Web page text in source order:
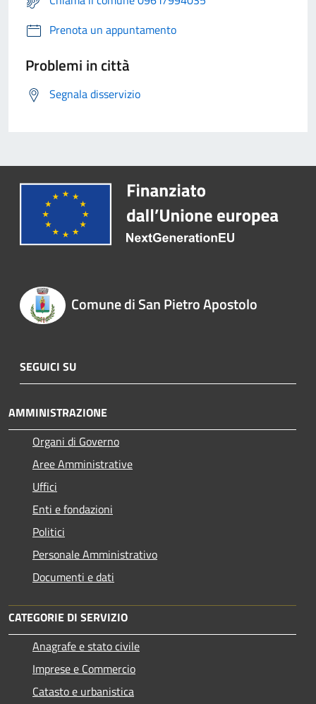
Prenota un appuntamento
Problemi in città
Segnala disservizio
Comune di San Pietro Apostolo
SEGUICI SU
AMMINISTRAZIONE
Organi di Governo
Aree Amministrative
Uffici
Enti e fondazioni
Politici
Personale Amministrativo
Documenti e dati
CATEGORIE DI SERVIZIO
Anagrafe e stato civile
Imprese e Commercio
Catasto e urbanistica